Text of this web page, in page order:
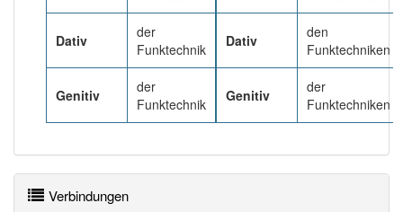
Dativ
der
Funktechnik
Genitiv
der
Funktechnik
Dativ
den
Funktechniken
Genitiv
der
Funktechniken
Verbindungen